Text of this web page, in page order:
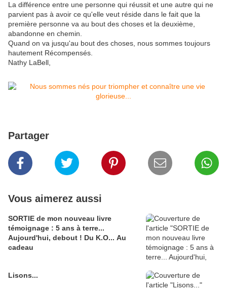
La différence entre une personne qui réussit et une autre qui ne
parvient pas à avoir ce qu'elle veut réside dans le fait que la
première personne va au bout des choses et la deuxième,
abandonne en chemin.
Quand on va jusqu'au bout des choses, nous sommes toujours
hautement Récompensés.
Nathy LaBell,
Partager
Vous aimerez aussi
SORTIE de mon nouveau livre
témoignage : 5 ans à terre...
Aujourd'hui, debout ! Du K.O... Au
cadeau
Lisons...